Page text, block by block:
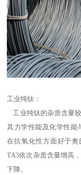
工业纯钛：
工业纯钛的杂质含量
其力学性能及化学性能
在抗氧化性方面好于奥
TA3依次杂质含量增高
下降。